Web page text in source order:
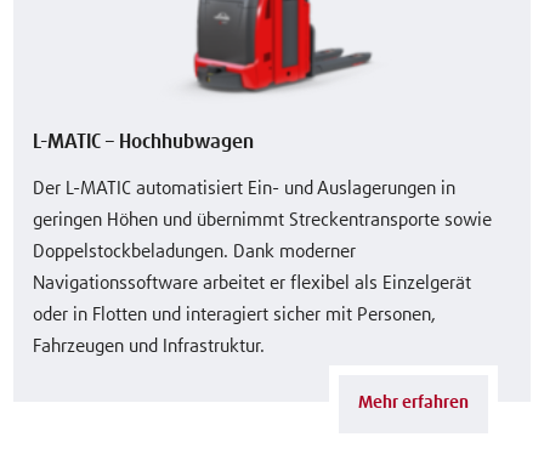
L-MATIC – Hochhubwagen
Der L-MATIC automatisiert Ein- und Auslagerungen in
geringen Höhen und übernimmt Streckentransporte sowie
Doppelstockbeladungen. Dank moderner
Navigationssoftware arbeitet er flexibel als Einzelgerät
oder in Flotten und interagiert sicher mit Personen,
Fahrzeugen und Infrastruktur.
Mehr erfahren